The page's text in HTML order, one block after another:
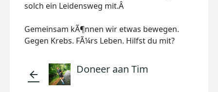
solch ein Leidensweg mit.Â
Gemeinsam kÃ¶nnen wir etwas bewegen.
Gegen Krebs. FÃ¼rs Leben. Hilfst du mit?
arrow_back Doneer aan Tim